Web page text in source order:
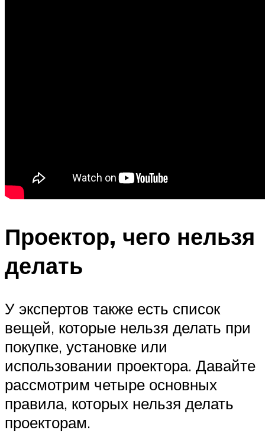
Проектор, чего нельзя
делать
У экспертов также есть список
вещей, которые нельзя делать при
покупке, установке или
использовании проектора. Давайте
рассмотрим четыре основных
правила, которых нельзя делать
проекторам.